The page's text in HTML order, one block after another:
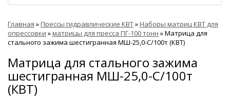
Главная »Прессы гидравлические КВТ»Наборы матриц КВТ для
опрессовки »матрицы для пресса ПГ-100 тонн »Матрица для
стального зажима шестигранная МШ-25,0-С/100т (КВТ)
Матрица для стального зажима
шестигранная МШ-25,0-С/100т
(КВТ)